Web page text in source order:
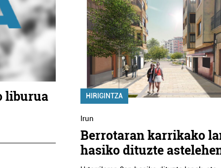
liburua
HIRIGINTZA
Irun
Berrotaran karrikako
hasiko dituzte
HIGIEZIN
AGENTZIA
Orereta
ZAMALBIDE
Errenteria-Orereta